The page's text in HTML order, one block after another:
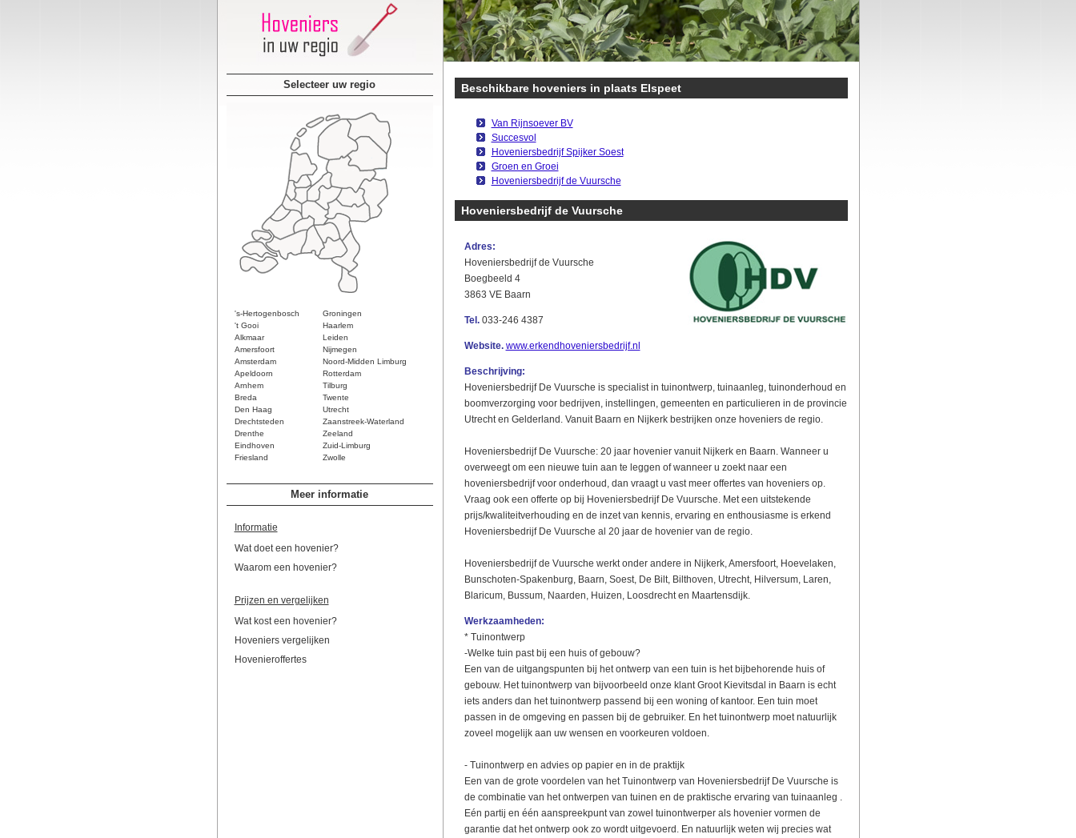
Selecteer uw regio
's-Hertogenbosch
Groningen
't Gooi
Haarlem
Alkmaar
Leiden
Amersfoort
Nijmegen
Amsterdam
Noord-Midden Limburg
Apeldoorn
Rotterdam
Arnhem
Tilburg
Breda
Twente
Den Haag
Utrecht
Drechtsteden
Zaanstreek-Waterland
Drenthe
Zeeland
Eindhoven
Zuid-Limburg
Friesland
Zwolle
Meer informatie
Informatie
Wat doet een hovenier?
Waarom een hovenier?
Prijzen en vergelijken
Wat kost een hovenier?
Hoveniers vergelijken
Hovenieroffertes
Beschikbare hoveniers in plaats Elspeet
Van Rijnsoever BV
Succesvol
Hoveniersbedrijf Spijker Soest
Groen en Groei
Hoveniersbedrijf de Vuursche
Hoveniersbedrijf de Vuursche
Adres:
Hoveniersbedrijf de Vuursche
Boegbeeld 4
3863 VE Baarn
Tel.033-246 4387
Website. www.erkendhoveniersbedrijf.nl
Beschrijving:
Hoveniersbedrijf De Vuursche is specialist in tuinontwerp, tuinaanleg, tuinonderhoud en
boomverzorging voor bedrijven, instellingen, gemeenten en particulieren in de provincie
Utrecht en Gelderland. Vanuit Baarn en Nijkerk bestrijken onze hoveniers de regio.
Hoveniersbedrijf De Vuursche: 20 jaar hovenier vanuit Nijkerk en Baarn. Wanneer u
overweegt om een nieuwe tuin aan te leggen of wanneer u zoekt naar een
hoveniersbedrijf voor onderhoud, dan vraagt u vast meer offertes van hoveniers op.
Vraag ook een offerte op bij Hoveniersbedrijf De Vuursche. Met een uitstekende
prijs/kwaliteitverhouding en de inzet van kennis, ervaring en enthousiasme is erkend
Hoveniersbedrijf De Vuursche al 20 jaar de hovenier van de regio.
Hoveniersbedrijf de Vuursche werkt onder andere in Nijkerk, Amersfoort, Hoevelaken,
Bunschoten-Spakenburg, Baarn, Soest, De Bilt, Bilthoven, Utrecht, Hilversum, Laren,
Blaricum, Bussum, Naarden, Huizen, Loosdrecht en Maartensdijk.
Werkzaamheden:
* Tuinontwerp
-Welke tuin past bij een huis of gebouw?
Een van de uitgangspunten bij het ontwerp van een tuin is het bijbehorende huis of
gebouw. Het tuinontwerp van bijvoorbeeld onze klant Groot Kievitsdal in Baarn is echt
iets anders dan het tuinontwerp passend bij een woning of kantoor. Een tuin moet
passen in de omgeving en passen bij de gebruiker. En het tuinontwerp moet natuurlijk
zoveel mogelijk aan uw wensen en voorkeuren voldoen.
- Tuinontwerp en advies op papier en in de praktijk
Een van de grote voordelen van het Tuinontwerp van Hoveniersbedrijf De Vuursche is
de combinatie van het ontwerpen van tuinen en de praktische ervaring van tuinaanleg .
Eén partij en één aanspreekpunt van zowel tuinontwerper als hovenier vormen de
garantie dat het ontwerp ook zo wordt uitgevoerd. En natuurlijk weten wij precies wat